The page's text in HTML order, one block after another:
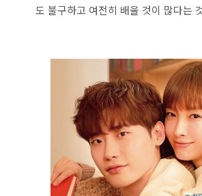
도 불구하고 여전히 배울 것이 많다는